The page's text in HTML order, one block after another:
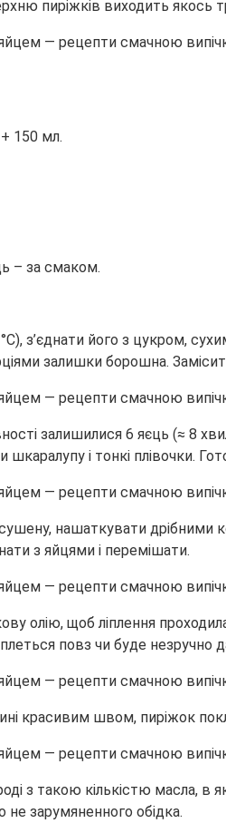
пиріжків виходить
150 мл.
– за смаком.
°С), з’єднати його з
залишки борошна.
залишилися 6 яєць (≈ 8
шкаралупу і тонкі
нашаткувати дрібними
з яйцями і перемішати.
олію, щоб ліплення
повз чи буде незручно
красивим швом, пиріжок
з такою кількістю масла,
не зарумяненного обідка.